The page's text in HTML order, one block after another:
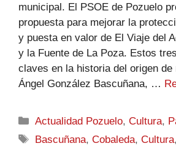
municipal. El PSOE de Pozuelo
propuesta para mejorar la
y puesta en valor de El Viaje del
y la Fuente de La Poza. Estos
claves en la historia del origen de
Ángel González Bascuñana, …
Actualidad Pozuelo,Cultura,
Bascuñana,Cobaleda,Cultura,